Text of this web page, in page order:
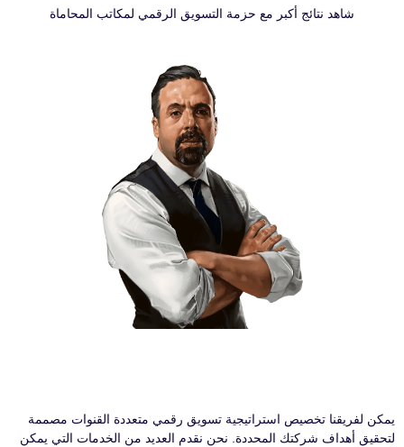
شاهد نتائج أكبر مع حزمة التسويق الرقمي لمكاتب المحاماة
يمكن لفريقنا تخصيص استراتيجية تسويق رقمي متعددة القنوات مصممة
لتحقيق أهداف شركتك المحددة. نحن نقدم العديد من الخدمات التي يمكن